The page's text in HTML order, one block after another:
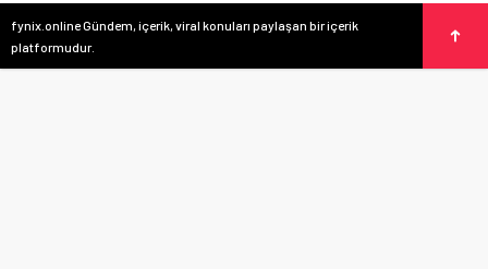
fynix.online Gündem, içerik, viral konuları paylaşan bir içerik
platformudur.